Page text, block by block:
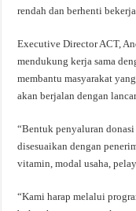
rendah dan berhenti
Executive Director ACT,
mendukung kerja sama
membantu masyarakat
akan berjalan dengan
“Bentuk penyaluran
disesuaikan dengan
vitamin, modal usaha,
“Kami harap melalui